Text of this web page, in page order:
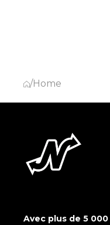
/Home
Avec plus de 5